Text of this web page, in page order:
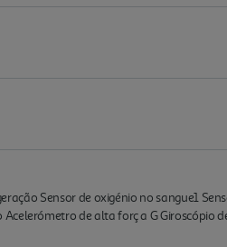
Sensor de oxigénio no sangue1
de alta forç a G Giroscópio